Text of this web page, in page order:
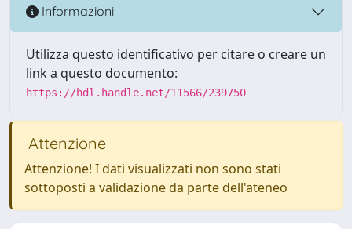
Informazioni
Utilizza questo identificativo per citare o creare un
link a questo documento:
https://hdl.handle.net/11566/239750
Attenzione
Attenzione! I dati visualizzati non sono stati
sottoposti a validazione da parte dell'ateneo